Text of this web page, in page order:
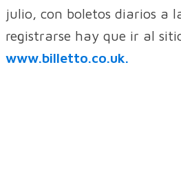
julio, con boletos diarios a
registrarse hay que ir al
www.billetto.co.uk.